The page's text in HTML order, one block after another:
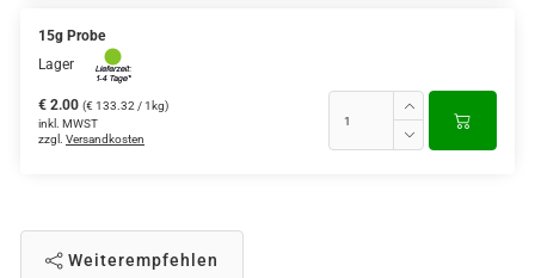
15g Probe
Lager
€ 2.00 (€ 133.32 / 1kg)
inkl. MWST
zzgl. Versandkosten
Weiterempfehlen